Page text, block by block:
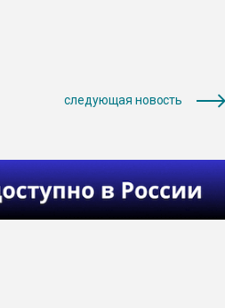
следующая новость